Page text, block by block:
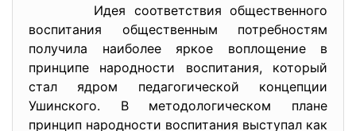
Идея соответствия общественного
воспитания общественным потребностям
получила наиболее яркое воплощение в
принципе народности воспитания, который
стал ядром педагогической концепции
Ушинского. В методологическом плане
принцип народности воспи­тания выступал как